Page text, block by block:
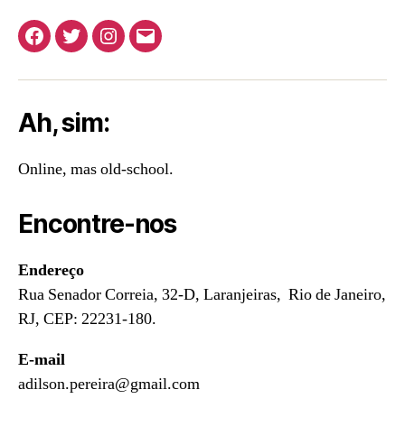
Facebook
TwitterInstagram
E-
Ah, sim:
Online, mas old-school.
Encontre-nos
Endereço
Rua Senador Correia, 32-D, Laranjeiras, Rio de Janeiro,
RJ, CEP: 22231-180.
E-mail
adilson.pereira@gmail.com